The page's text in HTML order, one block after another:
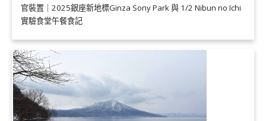
官裝置｜2025銀座新地標Ginza Sony Park 與 1/2 Nibun no Ichi
實驗食堂午餐食記